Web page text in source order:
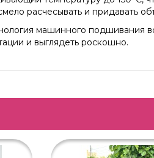
расчесывать и придавать
машинного подшивания
и выглядеть роскошно.